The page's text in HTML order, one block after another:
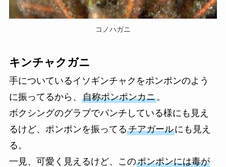
コノハガニ
キンチャクガニ
手についているイソギンチャクをポンポンのよう
に振ってるから、 自称ポンポンカニ。
ボクシングのグラブでパンチしている様にも見え
るけど、ポンポンを振ってるチアガールにも見え
る。
一見、可愛く見えるけど、このポンポンには毒が